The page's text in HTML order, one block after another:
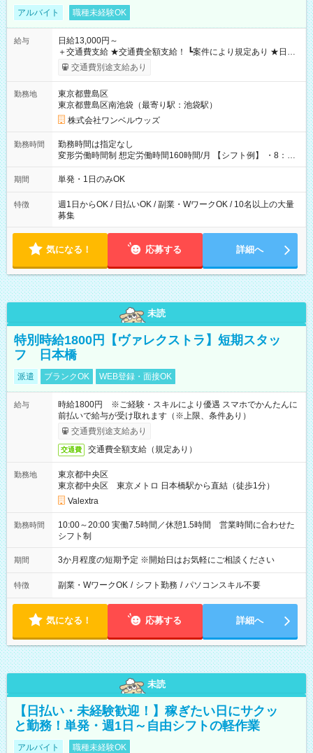
アルバイト 職種未経験OK
給与
日給13,000円～
＋交通費支給 ★交通費全額支給！ ┗案件により規定あり ★日払
いOK！（規定あり） ┗働いたその日に現金GET♪ お仕事後はコ
ンビニATMから 日払い分を引き落とせます！ 【試用期間】試
交通費別途支給あり
勤務地
東京都豊島区
東京都豊島区南池袋（最寄り駅：池袋駅）
株式会社ワンベルウッズ
勤務時間
勤務時間は指定なし
変形労働時間制 想定労働時間160時間/月 【シフト例】 ・8：00
～21：00
期間 単発・1日のみOK
特徴
週1日からOK / 日払いOK / 副業・WワークOK / 10名以上の大量
募集
気になる！ 応募する 詳細へ
未読
特別時給1800円【ヴァレクストラ】短期スタッ
フ 日本橋
派遣 ブランクOK WEB登録・面接OK
給与
時給1800円 ※ご経験・スキルにより優遇 スマホでかんたんに
前払いで給与が受け取れます（※上限、条件あり）
交通費別途支給あり
交通費 交通費全額支給（規定あり）
勤務地
東京都中央区
東京都中央区 東京メトロ 日本橋駅から直結（徒歩1分）
Valextra
勤務時間
10:00～20:00 実働7.5時間／休憩1.5時間 営業時間に合わせた
シフト制
期間 3か月程度の短期予定 ※開始日はお気軽にご相談ください
特徴 副業・WワークOK / シフト勤務 / パソコンスキル不要
気になる！ 応募する 詳細へ
未読
【日払い・未経験歓迎！】稼ぎたい日にサクッ
と勤務！単発・週1日～自由シフトの軽作業
アルバイト 職種未経験OK